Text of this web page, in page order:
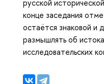
русской
конце заседания
остаётся знаковой и
размышлять об
исследовательских